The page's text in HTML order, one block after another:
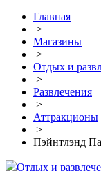
Главная
>
Магазины
>
Отдых и
>
Развлечения
>
Аттракционы
>
Пэйнтлэнд
Отдых и